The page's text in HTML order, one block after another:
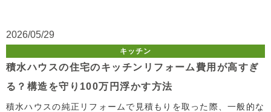
2026/05/29
キッチン
積水ハウスの住宅のキッチンリフォーム費用が高すぎ
る？構造を守り100万円浮かす方法
積水ハウスの純正リフォームで見積もりを取った際、一般的な